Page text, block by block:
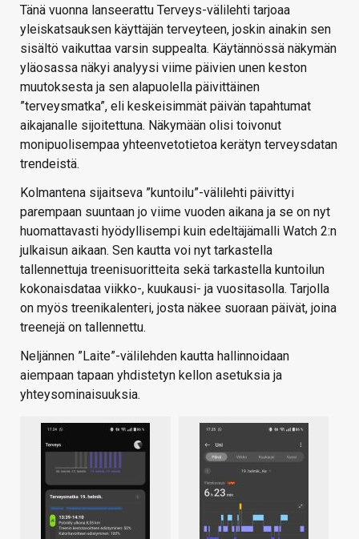
Tänä vuonna lanseerattu Terveys-välilehti tarjoaa
yleiskatsauksen käyttäjän terveyteen, joskin ainakin sen
sisältö vaikuttaa varsin suppealta. Käytännössä näkymän
yläosassa näkyi analyysi viime päivien unen keston
muutoksesta ja sen alapuolella päivittäinen
”terveysmatka”, eli keskeisimmät päivän tapahtumat
aikajanalle sijoitettuna. Näkymään olisi toivonut
monipuolisempaa yhteenvetotietoa kerätyn terveysdatan
trendeistä.
Kolmantena sijaitseva ”kuntoilu”-välilehti päivittyi
parempaan suuntaan jo viime vuoden aikana ja se on nyt
huomattavasti hyödyllisempi kuin edeltäjämalli Watch 2:n
julkaisun aikaan. Sen kautta voi nyt tarkastella
tallennettuja treenisuoritteita sekä tarkastella kuntoilun
kokonaisdataa viikko-, kuukausi- ja vuositasolla. Tarjolla
on myös treenikalenteri, josta näkee suoraan päivät, joina
treenejä on tallennettu.
Neljännen ”Laite”-välilehden kautta hallinnoidaan
aiempaan tapaan yhdistetyn kellon asetuksia ja
yhteysominaisuuksia.